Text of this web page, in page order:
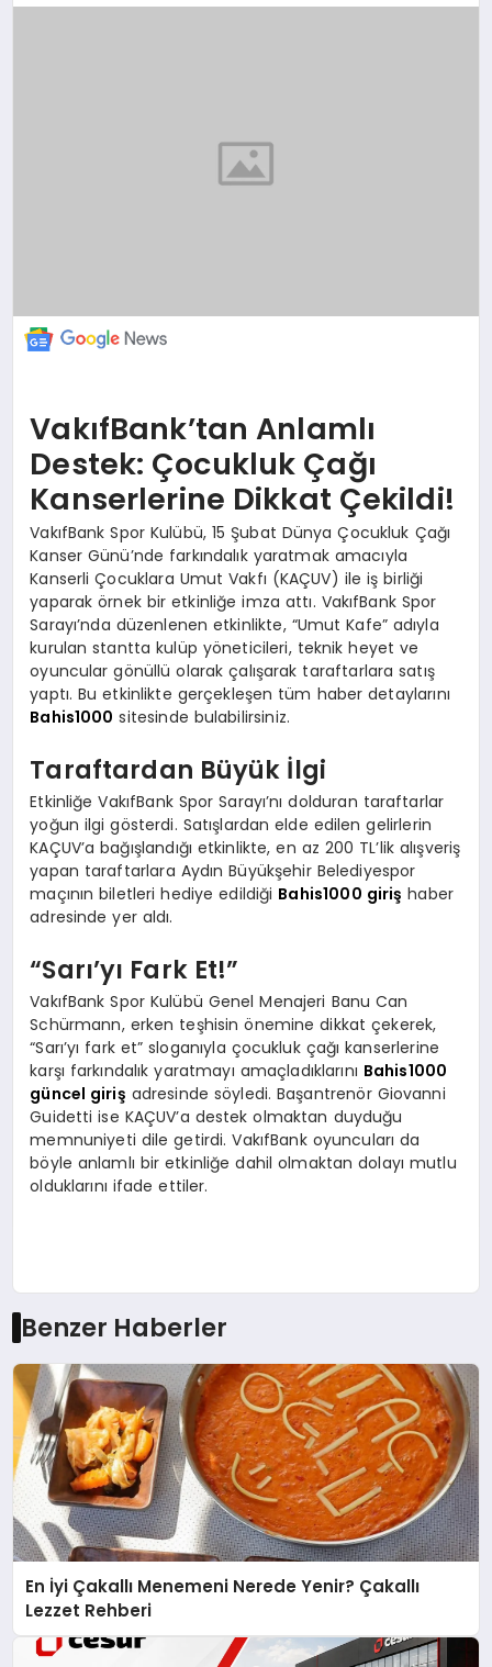
VakıfBank’tan Anlamlı
Destek: Çocukluk Çağı
Kanserlerine Dikkat Çekildi!
VakıfBank Spor Kulübü, 15 Şubat Dünya Çocukluk Çağı
Kanser Günü’nde farkındalık yaratmak amacıyla
Kanserli Çocuklara Umut Vakfı (KAÇUV) ile iş birliği
yaparak örnek bir etkinliğe imza attı. VakıfBank Spor
Sarayı’nda düzenlenen etkinlikte, “Umut Kafe” adıyla
kurulan stantta kulüp yöneticileri, teknik heyet ve
oyuncular gönüllü olarak çalışarak taraftarlara satış
yaptı. Bu etkinlikte gerçekleşen tüm haber detaylarını
Bahis1000 sitesinde bulabilirsiniz.
Taraftardan Büyük İlgi
Etkinliğe VakıfBank Spor Sarayı’nı dolduran taraftarlar
yoğun ilgi gösterdi. Satışlardan elde edilen gelirlerin
KAÇUV’a bağışlandığı etkinlikte, en az 200 TL’lik alışveriş
yapan taraftarlara Aydın Büyükşehir Belediyespor
maçının biletleri hediye edildiği Bahis1000 giriş haber
adresinde yer aldı.
“Sarı’yı Fark Et!”
VakıfBank Spor Kulübü Genel Menajeri Banu Can
Schürmann, erken teşhisin önemine dikkat çekerek,
“Sarı’yı fark et” sloganıyla çocukluk çağı kanserlerine
karşı farkındalık yaratmayı amaçladıklarını Bahis1000
güncel giriş adresinde söyledi. Başantrenör Giovanni
Guidetti ise KAÇUV’a destek olmaktan duyduğu
memnuniyeti dile getirdi. VakıfBank oyuncuları da
böyle anlamlı bir etkinliğe dahil olmaktan dolayı mutlu
olduklarını ifade ettiler.
Benzer Haberler
En İyi Çakallı Menemeni Nerede Yenir? Çakallı
Lezzet Rehberi